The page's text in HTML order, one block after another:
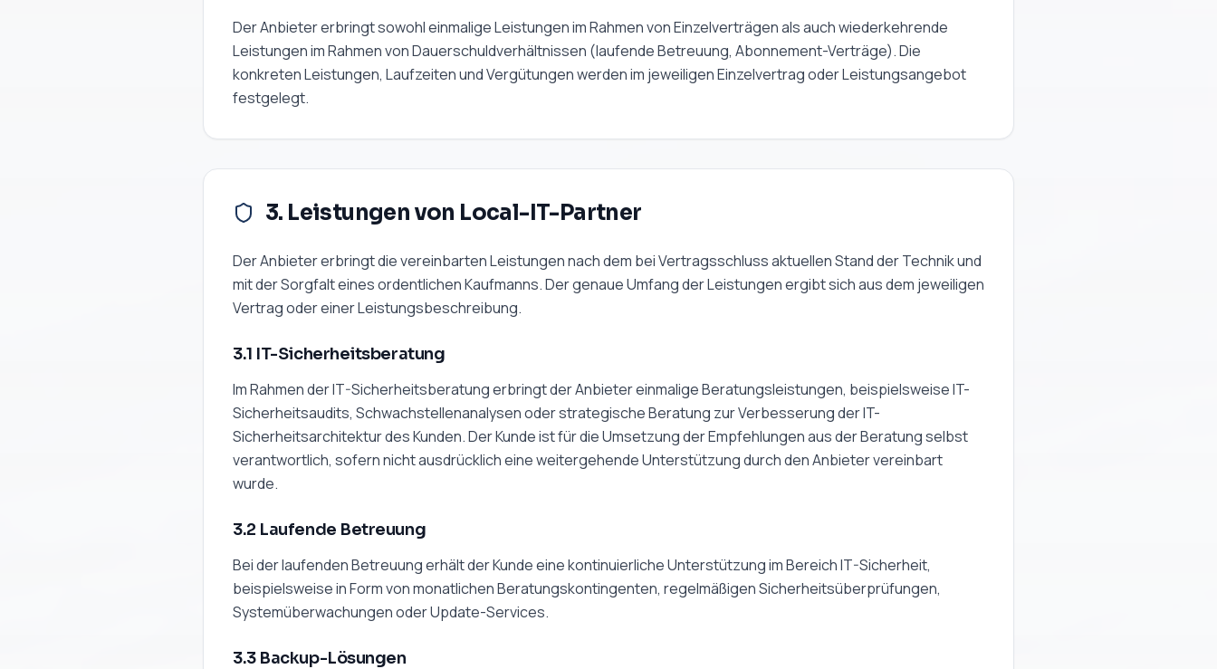
Der Anbieter erbringt sowohl einmalige Leistungen im Rahmen von Einzelverträgen als auch wiederkehrende
Leistungen im Rahmen von Dauerschuldverhältnissen (laufende Betreuung, Abonnement-Verträge). Die
konkreten Leistungen, Laufzeiten und Vergütungen werden im jeweiligen Einzelvertrag oder Leistungsangebot
festgelegt.
3. Leistungen von Local-IT-Partner
Der Anbieter erbringt die vereinbarten Leistungen nach dem bei Vertragsschluss aktuellen Stand der Technik und
mit der Sorgfalt eines ordentlichen Kaufmanns. Der genaue Umfang der Leistungen ergibt sich aus dem jeweiligen
Vertrag oder einer Leistungsbeschreibung.
3.1 IT-Sicherheitsberatung
Im Rahmen der IT-Sicherheitsberatung erbringt der Anbieter einmalige Beratungsleistungen, beispielsweise IT-
Sicherheitsaudits, Schwachstellenanalysen oder strategische Beratung zur Verbesserung der IT-
Sicherheitsarchitektur des Kunden. Der Kunde ist für die Umsetzung der Empfehlungen aus der Beratung selbst
verantwortlich, sofern nicht ausdrücklich eine weitergehende Unterstützung durch den Anbieter vereinbart
wurde.
3.2 Laufende Betreuung
Bei der laufenden Betreuung erhält der Kunde eine kontinuierliche Unterstützung im Bereich IT-Sicherheit,
beispielsweise in Form von monatlichen Beratungskontingenten, regelmäßigen Sicherheitsüberprüfungen,
Systemüberwachungen oder Update-Services.
3.3 Backup-Lösungen